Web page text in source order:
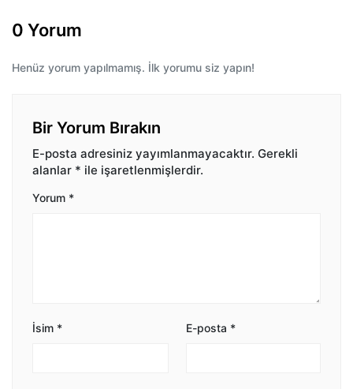
0 Yorum
Henüz yorum yapılmamış. İlk yorumu siz yapın!
Bir Yorum Bırakın
E-posta adresiniz yayımlanmayacaktır. Gerekli
alanlar * ile işaretlenmişlerdir.
Yorum *
İsim * E-posta *